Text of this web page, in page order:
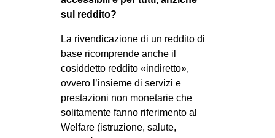
sul reddito?
La rivendicazione di un reddito di
base ricomprende anche il
cosiddetto reddito «indiretto»,
ovvero l’insieme di servizi e
prestazioni non monetarie che
solitamente fanno riferimento al
Welfare (istruzione, salute,